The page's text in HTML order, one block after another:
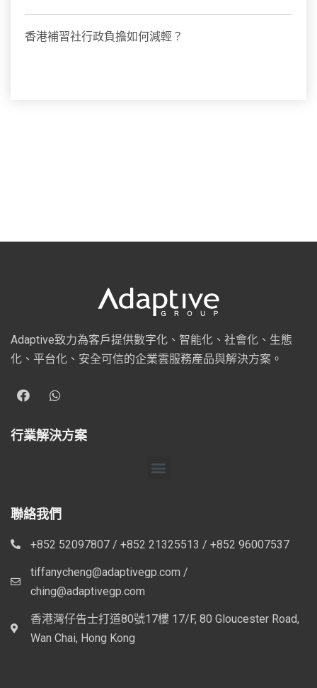
香港補習社行政負擔如何減輕？
Adaptive致力為客戶提供數字化、智能化、社會化、生態
化、平台化、安全可信的企業雲服務產品與解決方案。
行業解決方案
聯絡我們
+852 52097807 / +852 21325513 / +852 96007537
tiffanycheng@adaptivegp.com /
ching@adaptivegp.com
香港灣仔告士打道80號17樓 17/F, 80 Gloucester Road,
Wan Chai, Hong Kong